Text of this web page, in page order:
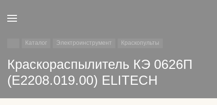
Каталог Электроинструмент Краскопульты
Краскораспылитель КЭ 0626П
(E2208.019.00) ELITECH